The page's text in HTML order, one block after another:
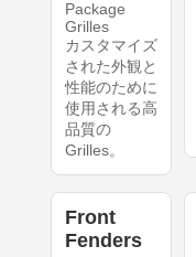
Package
Grilles
カスタマイズ
された外観と
性能のために
使用される高
品質の
Grilles。
Front
Fenders